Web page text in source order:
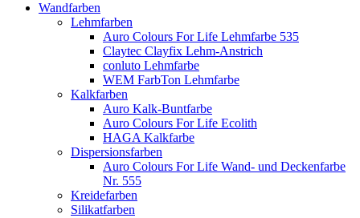
Wandfarben
Lehmfarben
Auro Colours For Life Lehmfarbe 535
Claytec Clayfix Lehm-Anstrich
conluto Lehmfarbe
WEM FarbTon Lehmfarbe
Kalkfarben
Auro Kalk-Buntfarbe
Auro Colours For Life Ecolith
HAGA Kalkfarbe
Dispersionsfarben
Auro Colours For Life Wand- und Deckenfarbe
Nr. 555
Kreidefarben
Silikatfarben